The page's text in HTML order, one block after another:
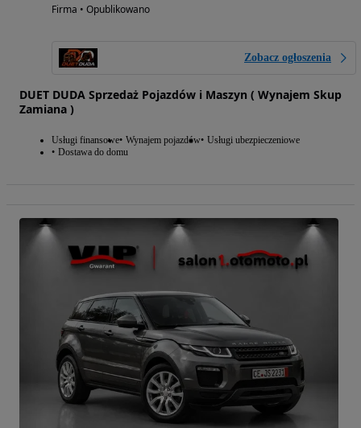
Firma • Opublikowano
Zobacz ogłoszenia
DUET DUDA Sprzedaż Pojazdów i Maszyn ( Wynajem Skup
Zamiana )
Usługi finansowe Wynajem pojazdów Usługi ubezpieczeniowe
Dostawa do domu